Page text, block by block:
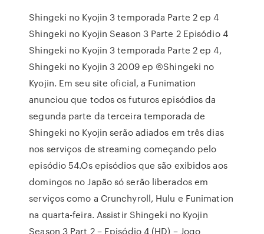
Shingeki no Kyojin 3 temporada Parte 2 ep 4
Shingeki no Kyojin Season 3 Parte 2 Episódio 4
Shingeki no Kyojin 3 temporada Parte 2 ep 4,
Shingeki no Kyojin 3 2009 ep ©Shingeki no
Kyojin. Em seu site oficial, a Funimation
anunciou que todos os futuros episódios da
segunda parte da terceira temporada de
Shingeki no Kyojin serão adiados em três dias
nos serviços de streaming começando pelo
episódio 54.Os episódios que são exibidos aos
domingos no Japão só serão liberados em
serviços como a Crunchyroll, Hulu e Funimation
na quarta-feira. Assistir Shingeki no Kyojin
Season 3 Part 2 – Episódio 4 (HD) – Jogo